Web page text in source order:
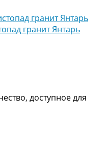
гранит Янтарь
доступное для